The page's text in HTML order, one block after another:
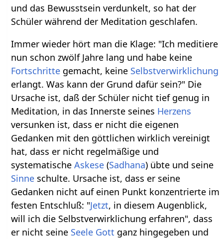
und das Bewusstsein verdunkelt, so hat der
Schüler während der Meditation geschlafen.
Immer wieder hört man die Klage: "Ich meditiere
nun schon zwölf Jahre lang und habe keine
Fortschritte gemacht, keine Selbstverwirklichung
erlangt. Was kann der Grund dafür sein?" Die
Ursache ist, daß der Schüler nicht tief genug in
Meditation, in das Innerste seines Herzens
versunken ist, dass er nicht die eigenen
Gedanken mit den göttlichen wirklich vereinigt
hat, dass er nicht regelmäßige und
systematischeAskese (Sadhana) übte und seine
Sinne schulte. Ursache ist, dass er seine
Gedanken nicht auf einen Punkt konzentrierte im
festen Entschluß: "Jetzt, in diesem Augenblick,
will ich die Selbstverwirklichung erfahren", dass
er nicht seine Seele Gott ganz hingegeben und